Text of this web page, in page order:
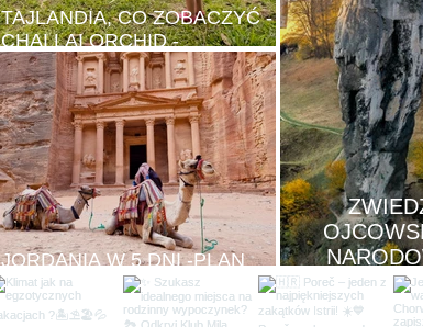
TAJLANDIA, CO ZOBACZYĆ -
CHAI LAI ORCHID -
WYJĄTKOWE MIEJSCE
JORDANIA W 5 DNI -PLAN
PODRÓŻY, CO ZOBACZYĆ.
WARTO